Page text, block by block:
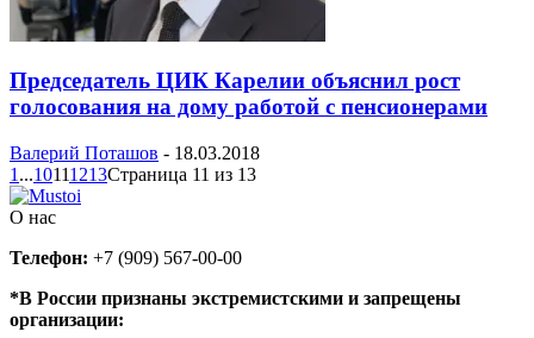
Председатель ЦИК Карелии объяснил рост
голосования на дому работой с пенсионерами
Валерий Поташов - 18.03.2018
1 ...10111213Страница 11 из 13
О нас
Телефон: +7 (909) 567-00-00
*В России признаны экстремистскими и запрещены
организации: